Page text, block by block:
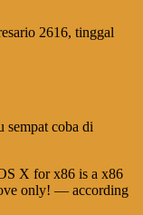
2616, tinggal
sempat coba di
X for x86 is a x86
only! — according